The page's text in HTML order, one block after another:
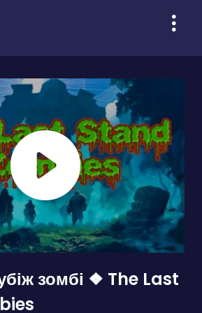
зомбі ❖ The Last